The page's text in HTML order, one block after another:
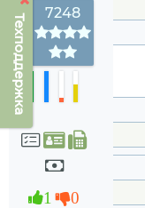
Техподдержка
7248
1 0